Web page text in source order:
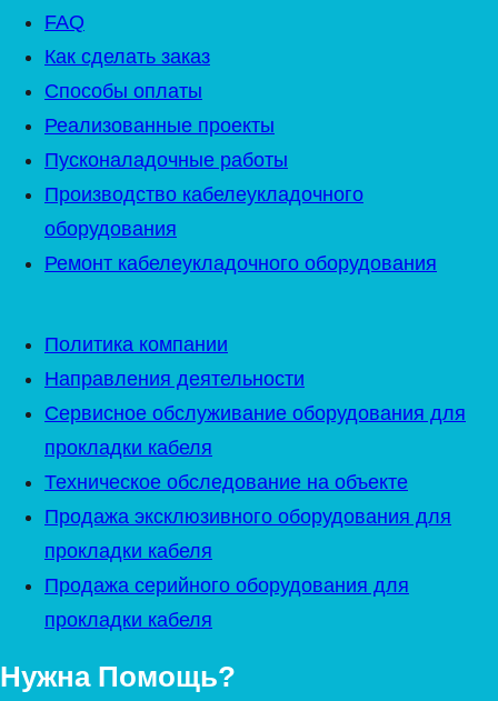
FAQ
Как сделать заказ
Способы оплаты
Реализованные проекты
Пусконаладочные работы
Производство кабелеукладочного
оборудования
Ремонт кабелеукладочного оборудования
Политика компании
Направления деятельности
Сервисное обслуживание оборудования для
прокладки кабеля
Техническое обследование на объекте
Продажа эксклюзивного оборудования для
прокладки кабеля
Продажа серийного оборудования для
прокладки кабеля
Нужна Помощь?